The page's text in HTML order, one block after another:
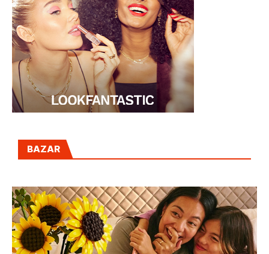
BAZAR